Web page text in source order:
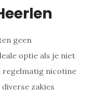
geen
optie als je niet
regelmatig nicotine
zakjes